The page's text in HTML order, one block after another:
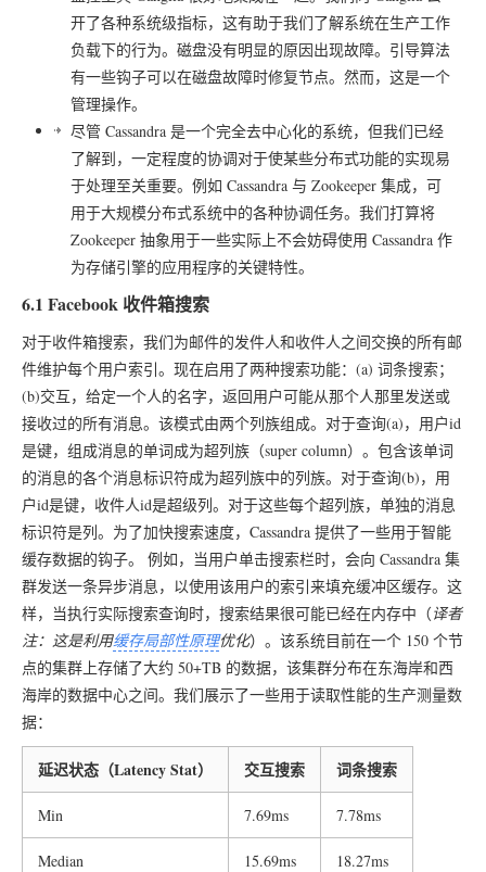
开了各种系统级指标，这有助于我们了解系统在生产工作
负载下的行为。磁盘没有明显的原因出现故障。引导算法
有一些钩子可以在磁盘故障时修复节点。然而，这是一个
管理操作。
尽管 Cassandra 是一个完全去中心化的系统，但我们已经
了解到，一定程度的协调对于使某些分布式功能的实现易
于处理至关重要。例如 Cassandra 与 Zookeeper 集成，可
用于大规模分布式系统中的各种协调任务。我们打算将
Zookeeper 抽象用于一些实际上不会妨碍使用 Cassandra 作
为存储引擎的应用程序的关键特性。
6.1 Facebook 收件箱搜索
对于收件箱搜索，我们为邮件的发件人和收件人之间交换的所有邮
件维护每个用户索引。现在启用了两种搜索功能：(a) 词条搜索；
(b)交互，给定一个人的名字，返回用户可能从那个人那里发送或
接收过的所有消息。该模式由两个列族组成。对于查询(a)，用户id
是键，组成消息的单词成为超列族（super column）。包含该单词
的消息的各个消息标识符成为超列族中的列族。对于查询(b)，用
户id是键，收件人id是超级列。对于这些每个超列族，单独的消息
标识符是列。为了加快搜索速度，Cassandra 提供了一些用于智能
缓存数据的钩子。 例如，当用户单击搜索栏时，会向 Cassandra 集
群发送一条异步消息，以使用该用户的索引来填充缓冲区缓存。这
样，当执行实际搜索查询时，搜索结果很可能已经在内存中（译者
注：这是利用缓存局部性原理优化）。该系统目前在一个 150 个节
点的集群上存储了大约 50+TB 的数据，该集群分布在东海岸和西
海岸的数据中心之间。我们展示了一些用于读取性能的生产测量数
据：
延迟状态（Latency Stat） 交互搜索 词条搜索
Min 7.69ms 7.78ms
Median 15.69ms 18.27ms